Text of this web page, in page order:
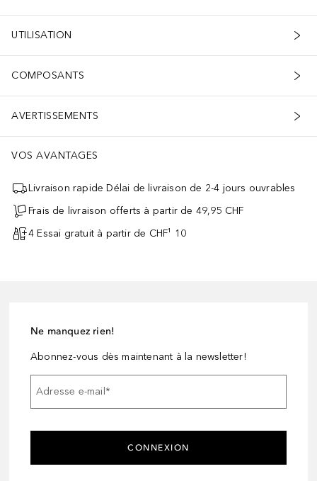
UTILISATION
COMPOSANTS
AVERTISSEMENTS
VOS AVANTAGES
Livraison rapide Délai de livraison de 2-4 jours ouvrables
Frais de livraison offerts à partir de 49,95 CHF
4 Essai gratuit à partir de CHF¹ 10
Ne manquez rien!
Abonnez-vous dès maintenant à la newsletter!
Adresse e-mail*
CONNEXION